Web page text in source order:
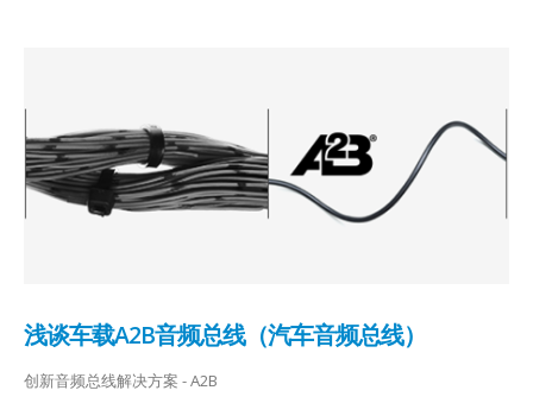
浅谈车载A2B音频总线（汽车音频总线）
创新音频总线解决方案 - A2B